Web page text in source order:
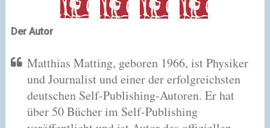
Der Autor
Matthias Matting, geboren 1966, ist Physiker
und Journalist und einer der erfolgreichsten
deutschen Self-Publishing-Autoren. Er hat
über 50 Bücher im Self-Publishing